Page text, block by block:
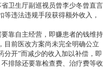
卫生厅副巡视员曾李少冬曾直言
违法违规手段获得额外收入，
靠自主经营，即赚患者的钱维持
目前医改方案尚未完全明确公立
分开”而减少的收入加以补偿，即
排除还要靠检查费、治疗费等收